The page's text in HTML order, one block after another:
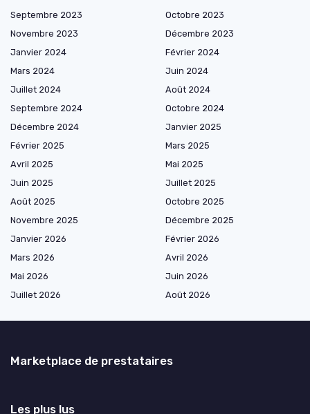
Septembre 2023
Octobre 2023
Novembre 2023
Décembre 2023
Janvier 2024
Février 2024
Mars 2024
Juin 2024
Juillet 2024
Août 2024
Septembre 2024
Octobre 2024
Décembre 2024
Janvier 2025
Février 2025
Mars 2025
Avril 2025
Mai 2025
Juin 2025
Juillet 2025
Août 2025
Octobre 2025
Novembre 2025
Décembre 2025
Janvier 2026
Février 2026
Mars 2026
Avril 2026
Mai 2026
Juin 2026
Juillet 2026
Août 2026
Marketplace de prestataires
Les plus lus